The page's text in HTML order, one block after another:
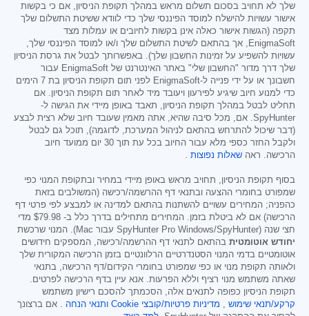
שלך לא תחויב בסכום תשלום מראש במהלך תקופת הניסיון, אם כי בקשות
אישור עשויות להישלח למוסד הפיננסי שלך כדי לוודא ששיטת התשלום שלך
תקפה (הגשות אישור כאלה אינן בקשות לחיובים או עמלות מצד
EnigmaSoft, אך בהתאם לשיטת התשלום שלך ו/או למוסד הפיננסי שלך,
עשויות להשפיע על זמינות החשבון שלך). באפשרותך לבטל את גרסת הניסיון
שלך דרך מדור "החשבון שלי" באתר האינטרנט של EnigmaSoft עבור
חשבונך או על ידי פנייה ל-EnigmaSoft לפני תום תקופת הניסיון בת 7 הימים
כדי למנוע חיוב שיגיע לפירעון ויעובד מיד לאחר תום תקופת הניסיון. אם
תחליט לבטל במהלך תקופת הניסיון, תאבד באופן מיידי את הגישה ל-
SpyHunter. אם, מכל סיבה שהיא, אתה מאמין שעובד חיוב שלא רצית לבצע
(דבר שיכול להתרחש בהתאם לניהול המערכת, לדוגמה), תוכל גם לבטל
ולקבל החזר כספי מלא עבור החיוב בכל עת תוך 30 יום ממועד חיוב
הרכישה. ראה שאלות נפוצות
בסוף תקופת הניסיון, תחויב מראש באופן מיידי במחיר ובתקופת המנוי כפי
שמפורט בחומרי ההצעה ובתנאי דף ההרשמה/רכישה (המשולבים בזאת
כהפניה; המחירים עשויים להשתנות בהתאם למדינה או למבצע לפי פרטי דף
הרכישה) אם לא ביטלת בזמן. המחירים מתחילים בדרך כלל ב- $79.98 מדי
חצי שנה (SpyHunter Pro Windows/SpyHunter עבור Mac). המנוי שרכשת
יחודש אוטומטית בהתאם לתנאי דף ההרשמה/רכישה, המספקים חידושים
אוטומטיים בדמי המנוי הסטנדרטיים הרלוונטיים בזמן הרכישה המקורית שלך
ולאותה תקופת מנוי או כפי שמפורט בחומרי הקידום/דף הרכישה, בתנאי
שאתה משתמש מנוי רציף וללא הפרעות. אנא עיין בדף הרכישה לפרטים.
תקופת הניסיון כפופה לתנאים אלה, הסכמתך להסכם רישיון משתמש
קרקע/תנאי שימוש
מדיניות פרטיות/קובצי Cookie ותנאי הנחה . אם ברצונך